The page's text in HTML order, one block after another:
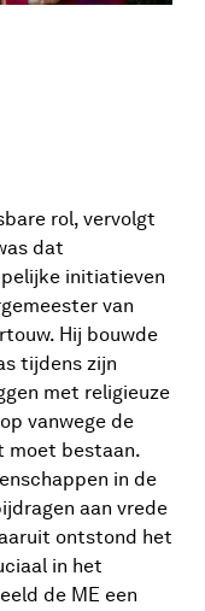
rol, vervolgt
dat
initiatieven
van
Hij bouwde
tijdens zijn
met religieuze
vanwege de
moet bestaan.
in de
aan vrede
ontstond het
in het
de ME een